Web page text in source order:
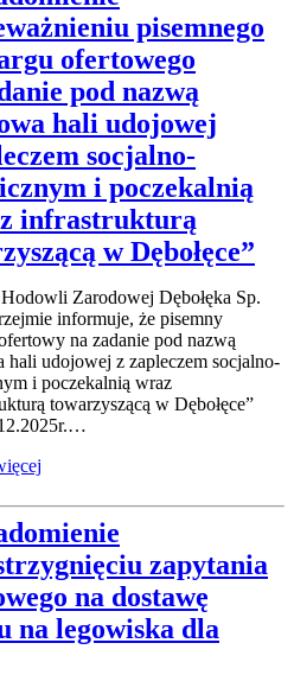
pisemnego
ofertowego
pod nazwą
hali udojowej
socjalno-
i poczekalnią
infrastrukturą
w Dębołęce”
Zarodowej Dębołęka Sp.
informuje, że pisemny
na zadanie pod nazwą
hali udojowej z zapleczem socjalno-
i poczekalnią wraz
towarzyszącą w Dębołęce”
zapytania
na dostawę
na legowiska dla